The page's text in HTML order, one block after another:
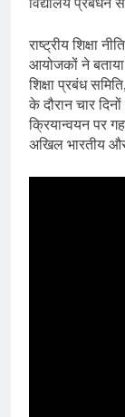
राष्ट्रीय शिक्षा
आयोजकों ने बताया
शिक्षा प्रबंध
के दौरान चार
क्रियान्वयन पर
अखिल भारतीय और